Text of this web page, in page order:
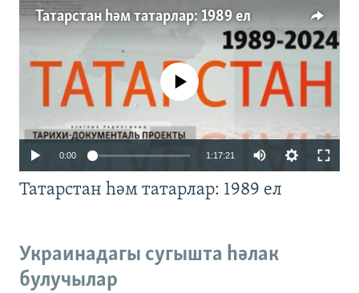
Татарстан һәм татарлар: 1989 ел
No media source currently available
0:00 1:17:21
Татарстан һәм татарлар: 1989 ел
Украинадагы сугышта һәлак
булучылар